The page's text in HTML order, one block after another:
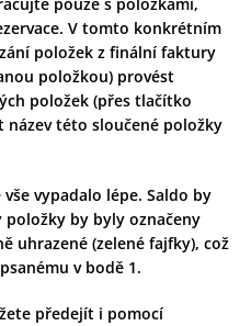
V tomto konkrétním
položek z finální faktury
položkou) provést
položek (přes tlačítko
název této sloučené položky
vypadalo lépe. Saldo by
položky by byly označeny
uhrazené (zelené fajfky), což
v bodě 1.
předejít i pomocí